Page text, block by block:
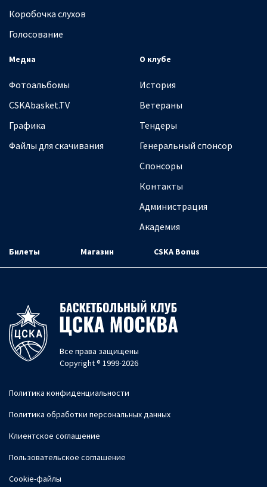
Коробочка слухов
Голосование
Медиа
Фотоальбомы
CSKAbasket.TV
Графика
Файлы для скачивания
О клубе
История
Ветераны
Тендеры
Генеральный спонсор
Спонсоры
Контакты
Администрация
Академия
Билеты Магазин CSKA Bonus
Все права защищены
Copyright ® 1999-2026
Политика конфиденциальности
Политика обработки персональных данных
Клиентское соглашение
Пользовательское соглашение
Cookie-файлы